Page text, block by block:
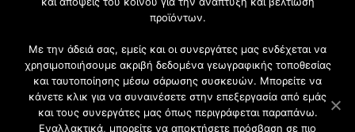
προϊόντων.
Με την άδειά σας, εμείς και οι συνεργάτες μας ενδέχεται να
χρησιμοποιήσουμε ακριβή δεδομένα γεωγραφικής τοποθεσίας
και ταυτοποίησης μέσω σάρωσης συσκευών. Μπορείτε να
κάνετε κλικ για να συναινέσετε στην επεξεργασία από εμάς
και τους συνεργάτες μας όπως περιγράφεται παραπάνω.
Εναλλακτικά, μπορείτε να αποκτήσετε πρόσβαση σε πιο